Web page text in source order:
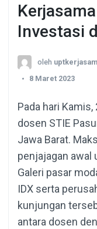
Investasi
oleh
8 Maret 2023
Pada hari
dosen STIE
Jawa Barat.
penjajagan awal
Galeri pasar
IDX serta
kunjungan
antara dosen